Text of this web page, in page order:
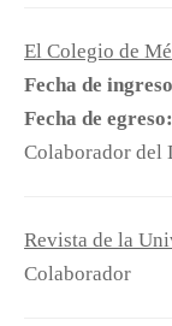
El Colegio de
Fecha de
Fecha de egreso:
Colaborador del
Revista de la
Colaborador